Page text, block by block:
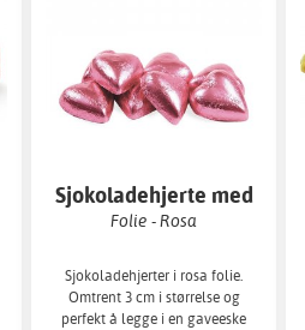
Sjokoladehjerte med
fyll
Folie - Rosa
Sjokoladehjerter i rosa folie.
Omtrent 3 cm i størrelse og
perfekt å legge i en gaveeske